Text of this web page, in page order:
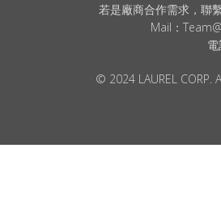
若是廠商合作需求，聯
Mail：
電
© 2024 LAUREL CORP.